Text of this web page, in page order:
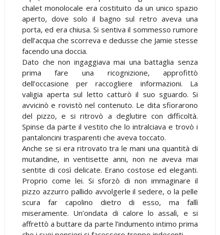
chalet monolocale era costituito da un unico spazio
aperto, dove solo il bagno sul retro aveva una
porta, ed era chiusa. Si sentiva il sommesso rumore
dell’acqua che scorreva e dedusse che Jamie stesse
facendo una doccia.
Dato che non ingaggiava mai una battaglia senza
prima fare una ricognizione, approfittò
dell’occasione per raccogliere informazioni. La
valigia aperta sul letto catturò il suo sguardo. Si
avvicinò e rovistò nel contenuto. Le dita sfiorarono
del pizzo, e si ritrovò a deglutire con difficoltà.
Spinse da parte il vestito che lo intralciava e trovò i
pantaloncini trasparenti che aveva toccato.
Anche se si era ritrovato tra le mani una quantità di
mutandine, in ventisette anni, non ne aveva mai
sentite di così delicate. Erano costose ed eleganti.
Proprio come lei. Si sforzò di non immaginare il
pizzo azzurro pallido avvolgerle il sedere, o la pelle
scura far capolino dietro di esso, ma fallì
miseramente. Un’ondata di calore lo assalì, e si
affrettò a buttare da parte l’indumento intimo prima